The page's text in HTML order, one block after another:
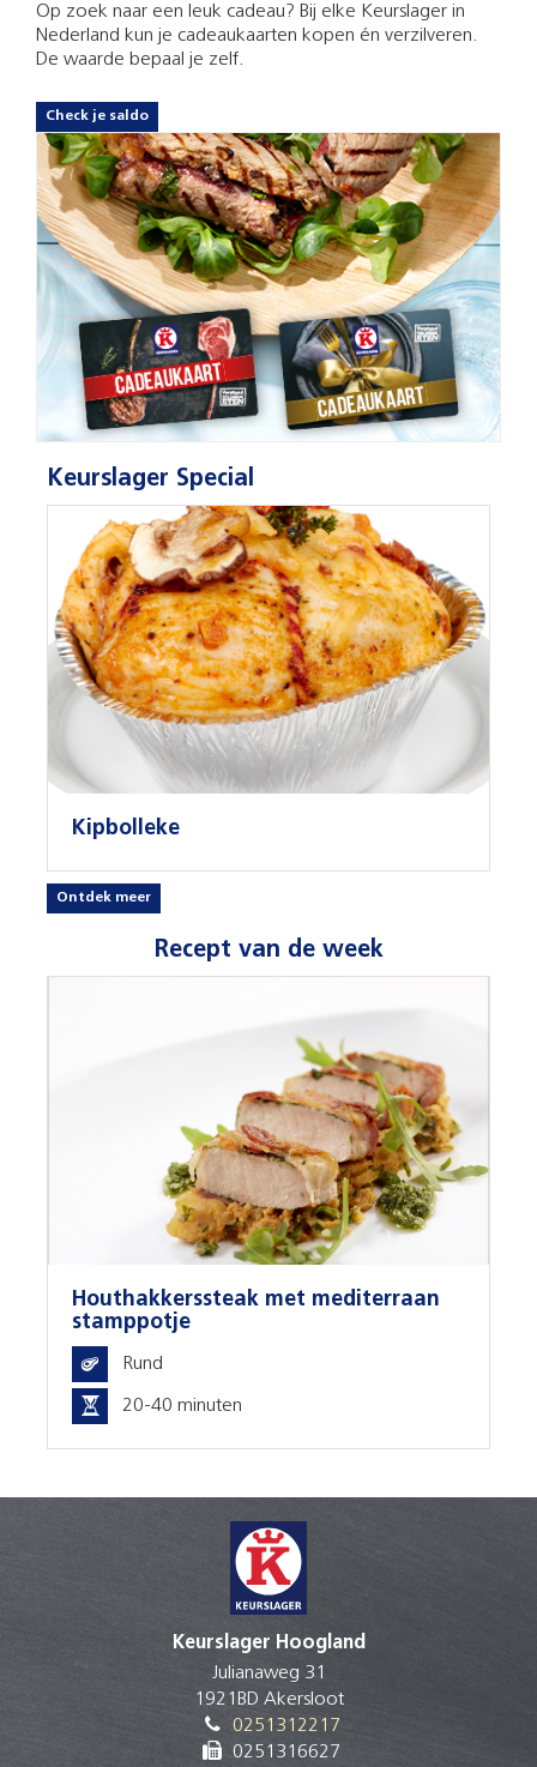
Op zoek naar een leuk cadeau? Bij elke Keurslager in
Nederland kun je cadeaukaarten kopen én verzilveren.
De waarde bepaal je zelf.
Check je saldo
Keurslager Special
Kipbolleke
Ontdek meer
Recept van de week
Houthakkerssteak met mediterraan
stamppotje
Rund
20-40 minuten
Keurslager Hoogland
Julianaweg 31
1921BD Akersloot
0251312217
0251316627